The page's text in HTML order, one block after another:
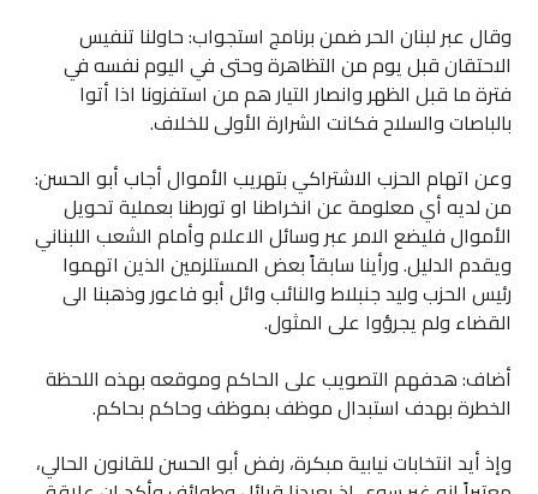
وقال عبر لبنان الحر ضمن برنامج استجواب: حاولنا تنفيس
الاحتقان قبل يوم من التظاهرة وحتى في اليوم نفسه في
فترة ما قبل الظهر وانصار التيار هم من استفزونا اذا أتوا
بالباصات والسلاح فكانت الشرارة الأولى للخلاف.
وعن اتهام الحزب الاشتراكي بتهريب الأموال أجاب أبو الحسن:
من لديه أي معلومة عن انخراطنا او تورطنا بعملية تحويل
الأموال فليضع الامر عبر وسائل الاعلام وأمام الشعب اللبناني
ويقدم الدليل. ورأينا سابقاً بعض المستلزمين الذين اتهموا
رئيس الحزب وليد جنبلاط والنائب وائل أبو فاعور وذهبنا الى
القضاء ولم يجرؤوا على المثول.
أضاف: هدفهم التصويب على الحاكم وموقعه بهذه اللحظة
الخطرة بهدف استبدال موظف بموظف وحاكم بحاكم.
وإذ أيد انتخابات نيابية مبكرة، رفض أبو الحسن للقانون الحالي،